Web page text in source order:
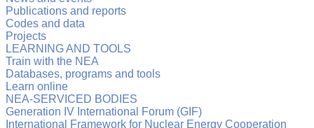
Publications and reports
Codes and data
Projects
LEARNING AND TOOLS
Train with the NEA
Databases, programs and tools
Learn online
NEA-SERVICED BODIES
Generation IV International Forum (GIF)
International Framework for Nuclear Energy Cooperation